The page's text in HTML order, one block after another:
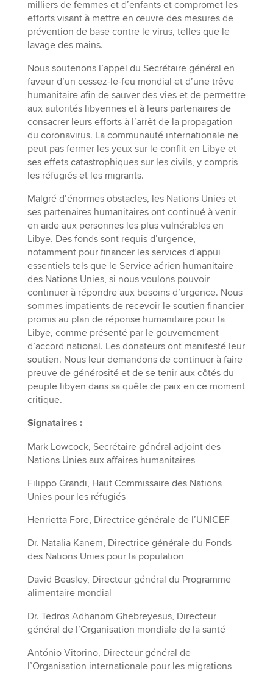
milliers de femmes et d’enfants et compromet les
efforts visant à mettre en œuvre des mesures de
prévention de base contre le virus, telles que le
lavage des mains.
Nous soutenons l’appel du Secrétaire général en
faveur d’un cessez-le-feu mondial et d’une trêve
humanitaire afin de sauver des vies et de permettre
aux autorités libyennes et à leurs partenaires de
consacrer leurs efforts à l’arrêt de la propagation
du coronavirus. La communauté internationale ne
peut pas fermer les yeux sur le conflit en Libye et
ses effets catastrophiques sur les civils, y compris
les réfugiés et les migrants.
Malgré d’énormes obstacles, les Nations Unies et
ses partenaires humanitaires ont continué à venir
en aide aux personnes les plus vulnérables en
Libye. Des fonds sont requis d’urgence,
notamment pour financer les services d’appui
essentiels tels que le Service aérien humanitaire
des Nations Unies, si nous voulons pouvoir
continuer à répondre aux besoins d’urgence. Nous
sommes impatients de recevoir le soutien financier
promis au plan de réponse humanitaire pour la
Libye, comme présenté par le gouvernement
d’accord national. Les donateurs ont manifesté leur
soutien. Nous leur demandons de continuer à faire
preuve de générosité et de se tenir aux côtés du
peuple libyen dans sa quête de paix en ce moment
critique.
Signataires :
Mark Lowcock, Secrétaire général adjoint des
Nations Unies aux affaires humanitaires
Filippo Grandi, Haut Commissaire des Nations
Unies pour les réfugiés
Henrietta Fore, Directrice générale de l’UNICEF
Dr. Natalia Kanem, Directrice générale du Fonds
des Nations Unies pour la population
David Beasley, Directeur général du Programme
alimentaire mondial
Dr. Tedros Adhanom Ghebreyesus, Directeur
général de l’Organisation mondiale de la santé
António Vitorino, Directeur général de
l’Organisation internationale pour les migrations